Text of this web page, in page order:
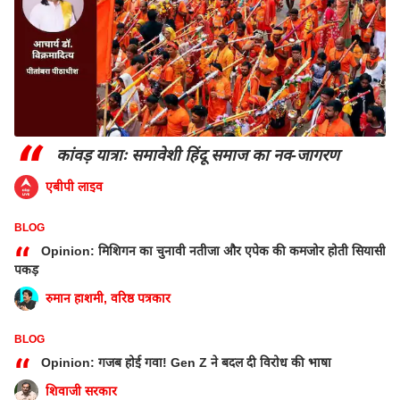
“ कांवड़ यात्राः समावेशी हिंदू समाज का नव-जागरण
एबीपी लाइव
BLOG
“
Opinion: मिशिगन का चुनावी नतीजा और एपेक की कमजोर होती सियासी
पकड़
रुमान हाशमी, वरिष्ठ पत्रकार
BLOG
“
Opinion: गजब होई गवा! Gen Z ने बदल दी विरोध की भाषा
शिवाजी सरकार